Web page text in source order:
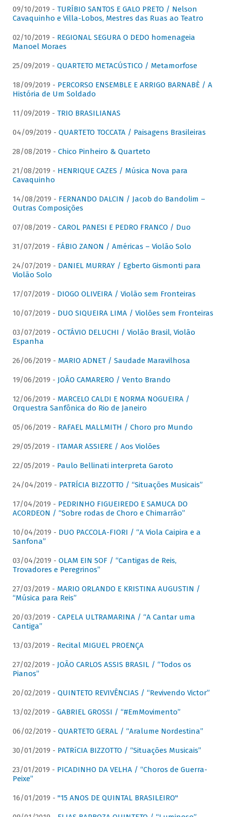
09/10/2019 - TURÍBIO SANTOS E GALO PRETO / Nelson
Cavaquinho e Villa-Lobos, Mestres das Ruas ao Teatro
02/10/2019 - REGIONAL SEGURA O DEDO homenageia
Manoel Moraes
25/09/2019 - QUARTETO METACÚSTICO / Metamorfose
18/09/2019 - PERCORSO ENSEMBLE E ARRIGO BARNABÈ / A
História de Um Soldado
11/09/2019 - TRIO BRASILIANAS
04/09/2019 - QUARTETO TOCCATA / Paisagens Brasileiras
28/08/2019 - Chico Pinheiro & Quarteto
21/08/2019 - HENRIQUE CAZES / Música Nova para
Cavaquinho
14/08/2019 - FERNANDO DALCIN / Jacob do Bandolim –
Outras Composições
07/08/2019 - CAROL PANESI E PEDRO FRANCO / Duo
31/07/2019 - FÁBIO ZANON / Américas – Violão Solo
24/07/2019 - DANIEL MURRAY / Egberto Gismonti para
Violão Solo
17/07/2019 - DIOGO OLIVEIRA / Violão sem Fronteiras
10/07/2019 - DUO SIQUEIRA LIMA / Violões sem Fronteiras
03/07/2019 - OCTÁVIO DELUCHI / Violão Brasil, Violão
Espanha
26/06/2019 - MARIO ADNET / Saudade Maravilhosa
19/06/2019 - JOÃO CAMARERO / Vento Brando
12/06/2019 - MARCELO CALDI E NORMA NOGUEIRA /
Orquestra Sanfônica do Rio de Janeiro
05/06/2019 - RAFAEL MALLMITH / Choro pro Mundo
29/05/2019 - ITAMAR ASSIERE / Aos Violões
22/05/2019 - Paulo Bellinati interpreta Garoto
24/04/2019 - PATRÍCIA BIZZOTTO / “Situações Musicais”
17/04/2019 - PEDRINHO FIGUEIREDO E SAMUCA DO
ACORDEON / “Sobre rodas de Choro e Chimarrão”
10/04/2019 - DUO PACCOLA-FIORI / “A Viola Caipira e a
Sanfona”
03/04/2019 - OLAM EIN SOF / “Cantigas de Reis,
Trovadores e Peregrinos”
27/03/2019 - MARIO ORLANDO E KRISTINA AUGUSTIN /
“Música para Reis”
20/03/2019 - CAPELA ULTRAMARINA / “A Cantar uma
Cantiga”
13/03/2019 - Recital MIGUEL PROENÇA
27/02/2019 - JOÃO CARLOS ASSIS BRASIL / “Todos os
Pianos”
20/02/2019 - QUINTETO REVIVÊNCIAS / “Revivendo Victor”
13/02/2019 - GABRIEL GROSSI / “#EmMovimento”
06/02/2019 - QUARTETO GERAL / “Aralume Nordestina”
30/01/2019 - PATRíCIA BIZZOTTO / “Situações Musicais”
23/01/2019 - PICADINHO DA VELHA / “Choros de Guerra-
Peixe”
16/01/2019 - "15 ANOS DE QUINTAL BRASILEIRO"